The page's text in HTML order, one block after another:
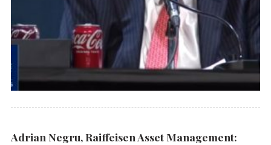
Adrian Negru, Raiffeisen Asset Management: